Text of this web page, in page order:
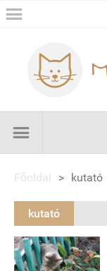
Főoldal > kutató
kutató